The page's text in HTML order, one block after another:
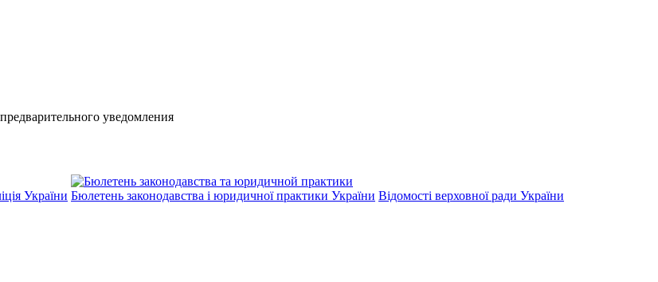
уведомления
України Бюлетень законодавства і юридичної практики України Відомості верховної ради України